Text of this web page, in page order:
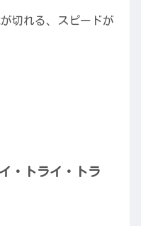
切れる、スピードが
・トライ・トラ